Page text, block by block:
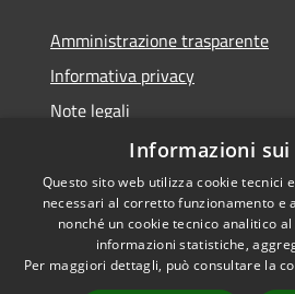
Amministrazione trasparente
Informativa privacy
Note legali
Dichiarazione di accessibilità
RSS
Informazioni sui
Questo sito web utilizza cookie tecnici
necessari al corretto funzionamento e
nonché un cookie tecnico analitico
informazioni statistiche,
Per maggiori dettagli, può consultare la